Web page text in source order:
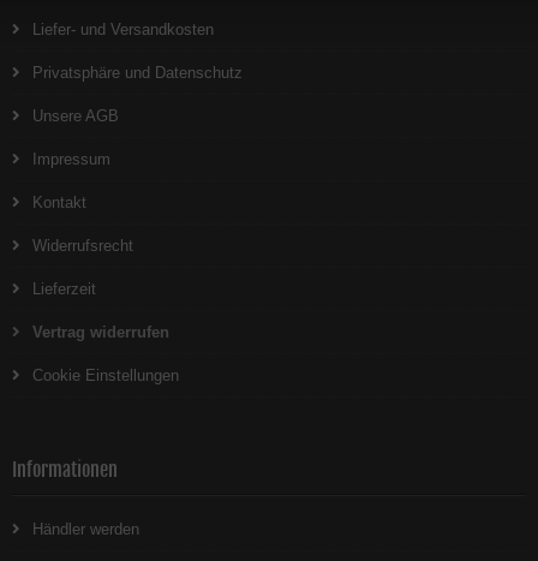
Liefer- und Versandkosten
Privatsphäre und Datenschutz
Unsere AGB
Impressum
Kontakt
Widerrufsrecht
Lieferzeit
Vertrag widerrufen
Cookie Einstellungen
Informationen
Händler werden